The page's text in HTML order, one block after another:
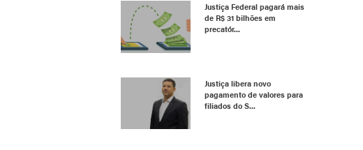
Justiça Federal pagará mais
de R$ 31 bilhões em
precatór...
Justiça libera novo
pagamento de valores para
filiados do S...